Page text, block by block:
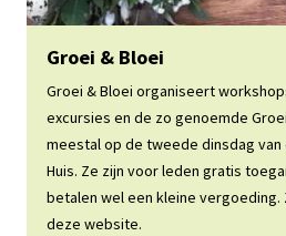
Website Groei & Bloei
Groei & Bloei
Groei & Bloei organiseert
excursies en de zo genoemde
meestal op de tweede dinsdag van
Huis. Ze zijn voor leden gratis
betalen wel een kleine vergoeding.
deze website.